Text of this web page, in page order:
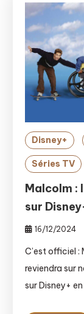
Disney+
Séries TV
Malcolm :
sur
16/12/2024
C’est officiel
reviendra sur
sur Disney+